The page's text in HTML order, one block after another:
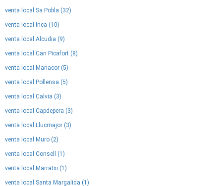
venta local Sa Pobla (32)
venta local Inca (10)
venta local Alcudia (9)
venta local Can Picafort (8)
venta local Manacor (5)
venta local Pollensa (5)
venta local Calvia (3)
venta local Capdepera (3)
venta local Llucmajor (3)
venta local Muro (2)
venta local Consell (1)
venta local Marratxi (1)
venta local Santa Margalida (1)